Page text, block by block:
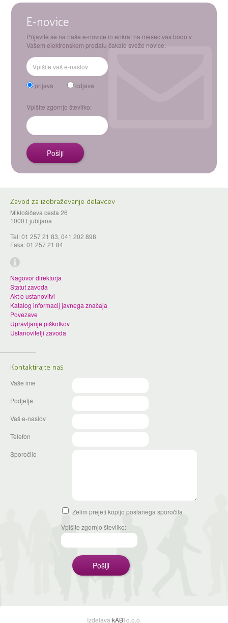
E-novice
Prijavite se na naše e-novice in enkrat na mesec vas bodo v
Vašem elektronskem predalu čakale sveže novice.
prijava odjava
Vpišite zgornjo številko:
Zavod za izobraževanje delavcev
Miklošičeva cesta 26
1000 Ljubljana
Tel: 01 257 21 83, 041 202 898
Faks: 01 257 21 84
Nagovor direktorja
Statut zavoda
Akt o ustanovitvi
Katalog informacij javnega značaja
Povezave
Upravljanje piškotkov
Ustanovitelji zavoda
Kontaktirajte nas
Vaše ime
Podjetje
Vaš e-naslov
Telefon
Sporočilo
Želim prejeti kopijo poslanega sporočila
Vpišite zgornjo številko:
Izdelava kABId.o.o.